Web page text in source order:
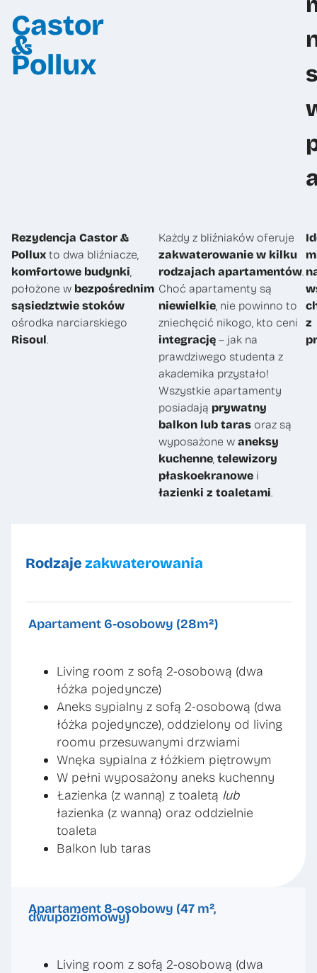
+48 22 648 29 30
info@zerogravity.pl
Castor
&
Pollux
Rezydencja Castor &
Pollux to dwa bliźniacze,
komfortowe budynki,
położone w bezpośrednim
sąsiedztwie stoków
ośrodka narciarskiego
Risoul.
Każdy z bliźniaków oferuje
zakwaterowanie w kilku
rodzajach apartamentów.
Choć apartamenty są
niewielkie, nie powinno to
zniechęcić nikogo, kto ceni
integrację – jak na
prawdziwego studenta z
akademika przystało!
Wszystkie apartamenty
posiadają prywatny
balkon lub taras oraz są
wyposażone w aneksy
kuchenne, telewizory
płaskoekranowe i
łazienki z toaletami.
z
Rodzaje zakwaterowania
Apartament 6-osobowy (28m²)
Living room z sofą 2-osobową (dwa
łóżka pojedyncze)
Aneks sypialny z sofą 2-osobową (dwa
łóżka pojedyncze), oddzielony od living
roomu przesuwanymi drzwiami
Wnęka sypialna z łóżkiem piętrowym
W pełni wyposażony aneks kuchenny
Łazienka (z wanną) z toaletą lub
łazienka (z wanną) oraz oddzielnie
toaleta
Balkon lub taras
Apartament 8-osobowy (47 m²,
dwupoziomowy)
Living room z sofą 2-osobową (dwa